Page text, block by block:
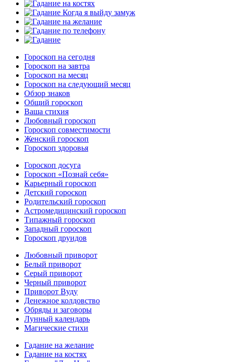
Гороскоп на сегодня
Гороскоп на завтра
Гороскоп на месяц
Гороскоп на следующий месяц
Обзор знаков
Общий гороскоп
Ваша стихия
Любовный гороскоп
Гороскоп совместимости
Женский гороскоп
Гороскоп здоровья
Гороскоп досуга
Гороскоп «Познай себя»
Карьерный гороскоп
Детский гороскоп
Родительский гороскоп
Астромедицинский гороскоп
Типажный гороскоп
Западный гороскоп
Гороскоп друидов
Любовный приворот
Белый приворот
Серый приворот
Черный приворот
Приворот Вуду
Денежное колдовство
Обряды и заговоры
Лунный календарь
Магические стихи
Гадание на желание
Гадание на костях